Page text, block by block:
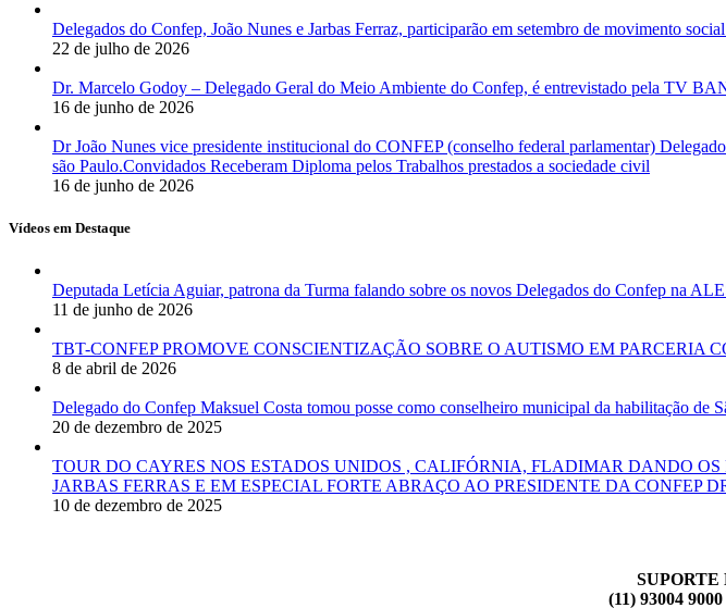
Delegados do Confep, João Nunes e Jarbas Ferraz, participarão em setembro de movimento
22 de julho de 2026
Dr. Marcelo Godoy – Delegado Geral do Meio Ambiente do Confep, é entrevistado pela TV
16 de junho de 2026
Dr João Nunes vice presidente institucional do CONFEP (conselho federal parlamentar)
são Paulo.Convidados Receberam Diploma pelos Trabalhos prestados a sociedade civil
16 de junho de 2026
Vídeos em Destaque
Deputada Letícia Aguiar, patrona da Turma falando sobre os novos Delegados do Confep na
11 de junho de 2026
TBT-CONFEP PROMOVE CONSCIENTIZAÇÃO SOBRE O AUTISMO EM PARCERIA
8 de abril de 2026
Delegado do Confep Maksuel Costa tomou posse como conselheiro municipal da habilitação de
20 de dezembro de 2025
TOUR DO CAYRES NOS ESTADOS UNIDOS , CALIFÓRNIA, FLADIMAR DANDO
JARBAS FERRAS E EM ESPECIAL FORTE ABRAÇO AO PRESIDENTE DA CONFEP
10 de dezembro de 2025
(11) 93004